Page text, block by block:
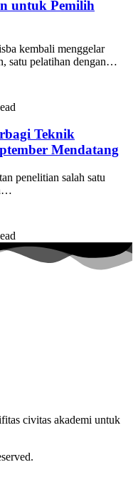
untuk Pemilih
kembali menggelar
satu pelatihan dengan…
Teknik
Mendatang
penelitian salah satu
civitas akademi untuk